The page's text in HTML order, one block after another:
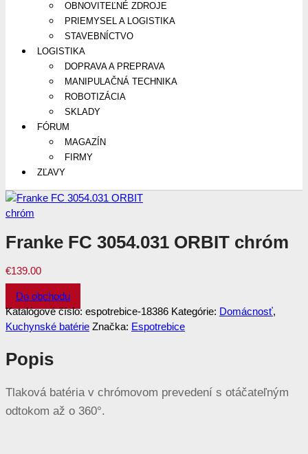
OBNOVITEĽNÉ ZDROJE
PRIEMYSEL A LOGISTIKA
STAVEBNÍCTVO
LOGISTIKA
DOPRAVA A PREPRAVA
MANIPULAČNÁ TECHNIKA
ROBOTIZÁCIA
SKLADY
FÓRUM
MAGAZÍN
FIRMY
ZĽAVY
Franke FC 3054.031 ORBIT chróm
€139.00
Do obchodu
Katalógové číslo: espotrebice-18386 Kategórie: Domácnosť,
Kuchynské batérie Značka: Espotrebice
Popis
Tlaková batéria v chrómovom prevedení s otáčateľným
odtokom až o 360°.